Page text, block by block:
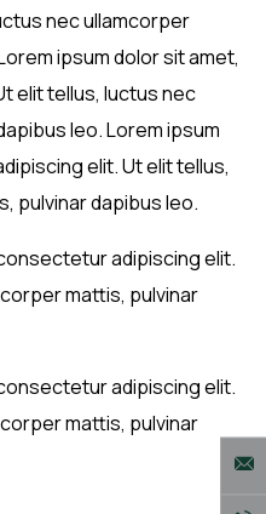
nec ullamcorper
ipsum dolor sit amet,
elit tellus, luctus nec
leo. Lorem ipsum
elit. Ut elit tellus,
pulvinar dapibus leo.
adipiscing elit.
mattis, pulvinar
adipiscing elit.
mattis, pulvinar